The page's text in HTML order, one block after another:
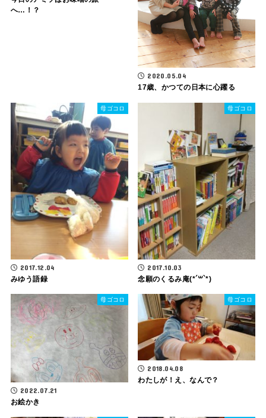
へ…！？
2020.05.04
17歳、かつての日本に心躍る
母ゴコロ
2017.12.04
みゆう語録
母ゴコロ
2017.10.03
念願のくるみ庵(*´꒳`*)
母ゴコロ
2022.07.21
お絵かき
母ゴコロ
2018.04.08
わたしが！え、なんで？